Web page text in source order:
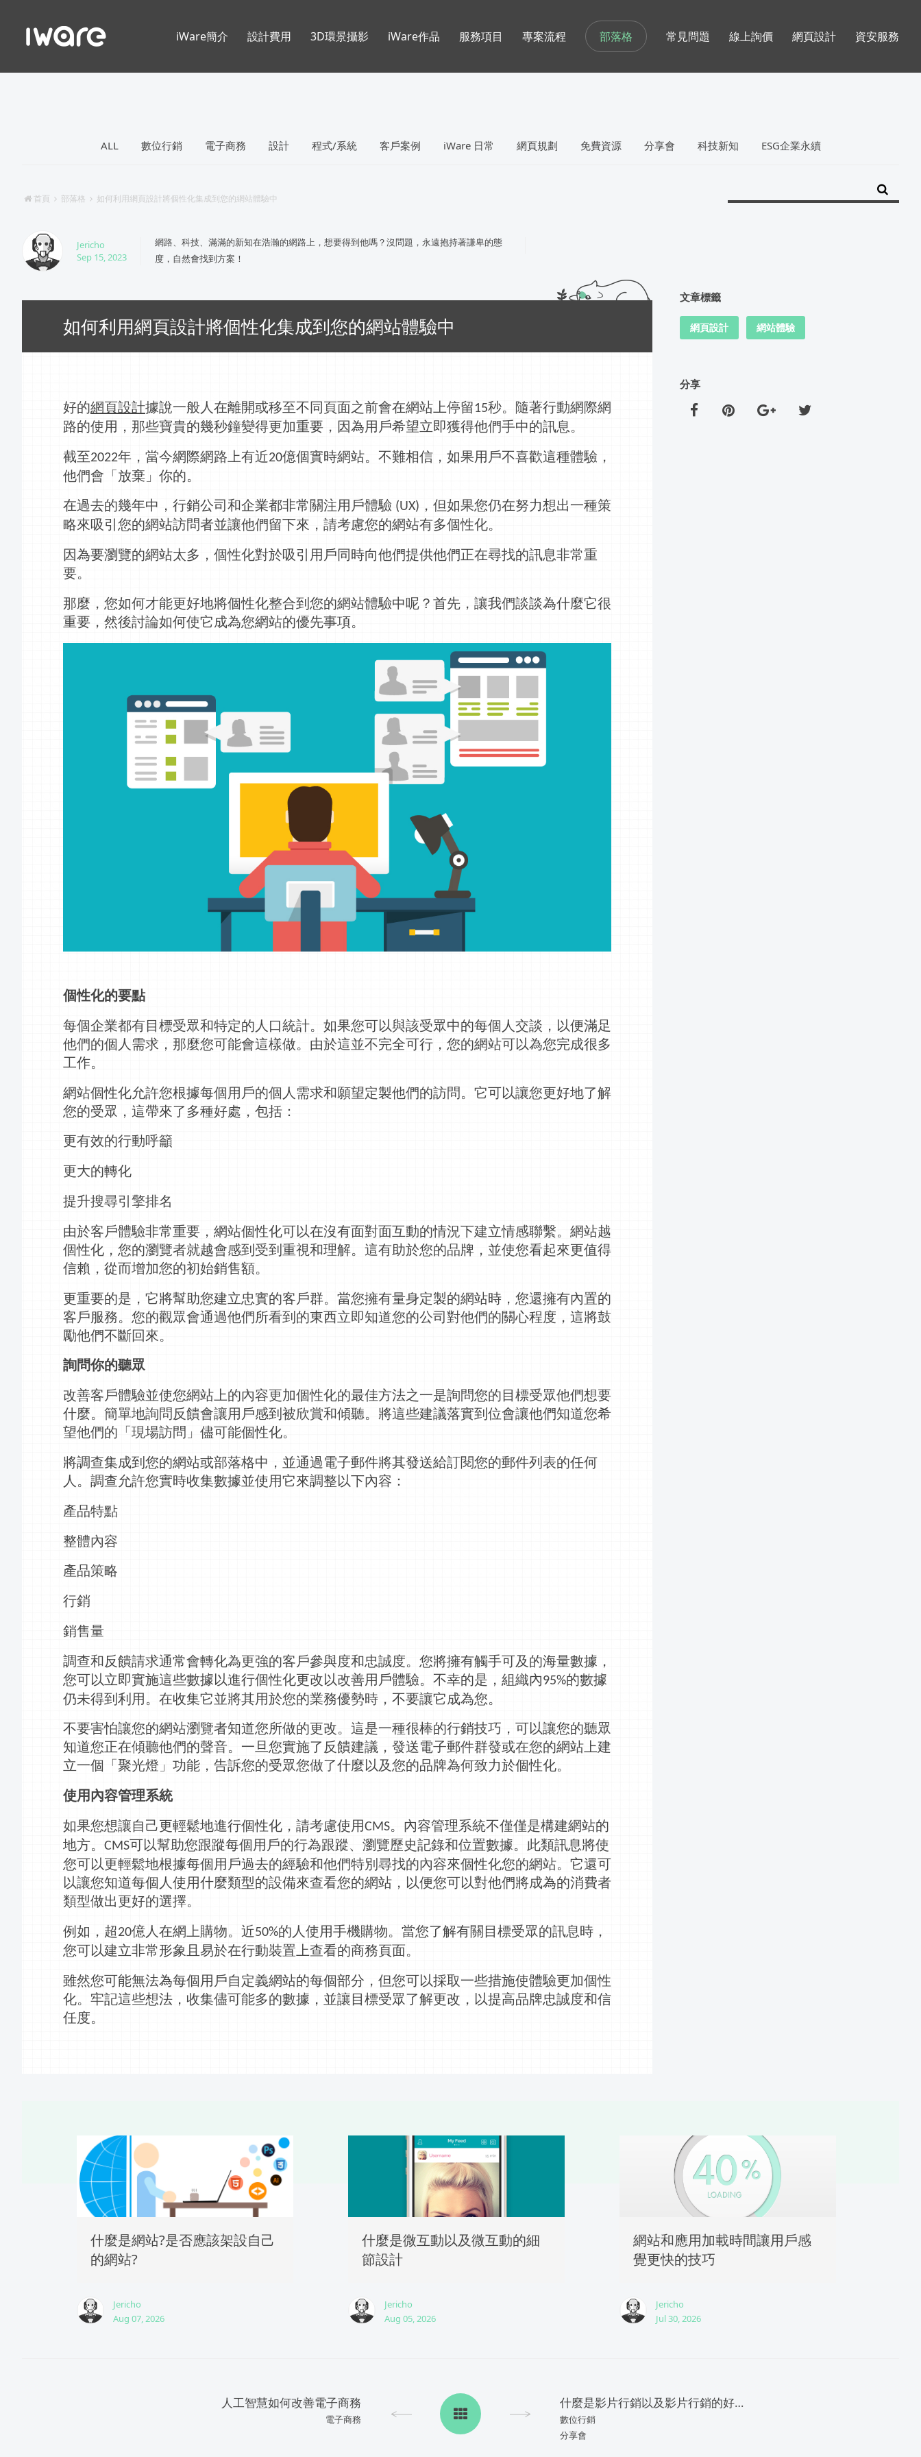
部落格
ALL 數位行銷 電子商務 設計 程式/系統 客戶案例 iWare 日常 網頁規劃 免費資源 分享會 科技新知 ESG企業永續
首頁 部落格 如何利用網頁設計將個性化集成到您的網站體驗中
Jericho
Sep 15, 2023
網路、科技、滿滿的新知在浩瀚的網路上，想要得到他嗎？沒問題，永遠抱持著謙卑的態
度，自然會找到方案！
如何利用網頁設計將個性化集成到您的網站體驗中
好的網頁設計據說一般人在離開或移至不同頁面之前會在網站上停留 15秒。隨著行動網際網
路的使用，那些寶貴的幾秒鐘變得更加重要，因為用戶希望立即獲得他們手中的訊息。
截至2022年，當今網際網路上有近20億個實時網站。不難相信，如果用戶不喜歡這種體驗，
他們會「放棄」你的。
在過去的幾年中， 行銷公司和企業都非常關注用戶體驗 (UX) ，但如果您仍在努力想出一種策
略來吸引您的網站訪問者並讓他們留下來，請考慮您的網站有多個性化。
因為要瀏覽的網站太多，個性化對於吸引用戶同時向他們提供他們正在尋找的訊息非常重
要。
那麼，您如何才能更好地將個性化整合到您的網站體驗中呢？首先，讓我們談談為什麼它很
重要，然後討論如何使它成為您網站的優先事項。
個性化的要點
每個企業都有目標受眾和特定的人口統計。如果您可以與該受眾中的每個人交談，以便滿足
他們的個人需求，那麼您可能會這樣做。由於這並不完全可行，您的網站可以為您完成很多
工作。
網站個性化允許您根據每個用戶的個人需求和願望定製他們的訪問。它可以讓您更好地了解
您的受眾，這帶來了多種好處，包括：
更有效的行動呼籲
更大的轉化
提升搜尋引擎排名
由於客戶體驗非常重要，網站個性化可以在沒有面對面互動的情況下建立情感聯繫。網站越
個性化，您的瀏覽者就越會感到受到重視和理解。這有助於您的品牌，並使您看起來更值得
信賴，從而增加您的初始銷售額。
更重要的是，它將幫助您建立忠實的客戶群。當您擁有量身定製的網站時，您還擁有內置的
客戶服務。您的觀眾會通過他們所看到的東西立即知道您的公司對他們的關心程度，這將鼓
勵他們不斷回來。
詢問你的聽眾
改善客戶體驗並使您網站上的內容更加個性化的最佳方法之一是詢問您的目標受眾他們想要
什麼。簡單地詢問反饋會讓用戶感到被欣賞和傾聽。將這些建議落實到位會讓他們知道您希
望他們的「現場訪問」儘可能個性化。
將調查集成到您的網站或部落格中，並通過電子郵件將其發送給訂閱您的郵件列表的任何
人。調查允許您實時收集數據並使用它來調整以下內容：
產品特點
整體內容
產品策略
行銷
銷售量
調查和反饋請求通常會轉化為更強的客戶參與度和忠誠度。您將擁有觸手可及的海量數據，
您可以立即實施這些數據以進行個性化更改以改善用戶體驗。不幸的是，組織內95%的數據
仍未得到利用。在收集它並將其用於您的業務優勢時，不要讓它成為您。
不要害怕讓您的網站瀏覽者知道您所做的更改。這是一種很棒的行銷技巧，可以讓您的聽眾
知道您正在傾聽他們的聲音。一旦您實施了反饋建議，發送電子郵件群發或在您的網站上建
立一個「聚光燈」功能，告訴您的受眾您做了什麼以及您的品牌為何致力於個性化。
使用內容管理系統
如果您想讓自己更輕鬆地進行個性化，請考慮使用CMS。內容管理系統不僅僅是構建網站的
地方。 CMS可以幫助您跟蹤每個用戶的行為跟蹤、瀏覽歷史記錄和位置數據。此類訊息將使
您可以更輕鬆地根據每個用戶過去的經驗和他們特別尋找的內容來個性化您的網站。它還可
以讓您知道每個人使用什麼類型的設備來查看您的網站，以便您可以對他們將成為的消費者
類型做出更好的選擇。
例如，超20億人在網上購物。近50%的人使用手機購物。當您了解有關目標受眾的訊息時，
您可以建立非常形象且易於在行動裝置上查看的商務頁面。
雖然您可能無法為每個用戶自定義網站的每個部分，但您可以採取一些措施使體驗更加個性
化。牢記這些想法，收集儘可能多的數據，並讓目標受眾了解更改，以提高品牌忠誠度和信
任度。
文章標籤
網頁設計 網站體驗
分享
什麼是網站?是否應該架設自己
的網站?
Jericho
Aug 07, 2026
什麼是微互動以及微互動的細
節設計
Jericho
Aug 05, 2026
網站和應用加載時間讓用戶感
覺更快的技巧
Jericho
Jul 30, 2026
人工智慧如何改善電子商務
電子商務
什麼是影片行銷以及影片行銷的好處？
數位行銷
分享會